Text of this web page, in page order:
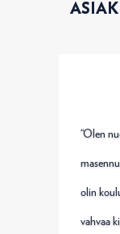
“Olen
olin
vahvaa